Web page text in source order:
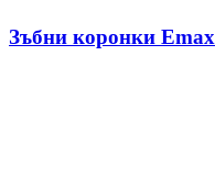
Зъбни коронки Emax